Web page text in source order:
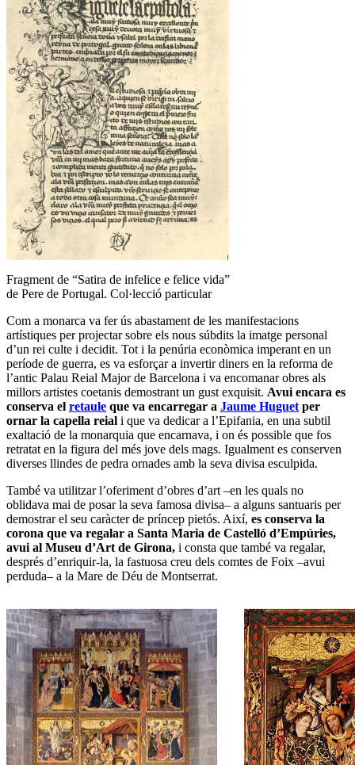
Fragment de “Satira de infelice e felice vida”
de Pere de Portugal. Col·lecció particular
Com a monarca va fer ús abastament de les manifestacions
artístiques per projectar sobre els nous súbdits la imatge personal
d’un rei culte i decidit. Tot i la penúria econòmica imperant en un
període de guerra, es va esforçar a invertir diners en la reforma de
l’antic Palau Reial Major de Barcelona i va encomanar obres als
millors artistes coetanis demostrant un gust exquisit. Avui encara es
conserva el retaule que va encarregar a Jaume Huguet per
ornar la capella reial i que va dedicar a l’Epifania, en una subtil
exaltació de la monarquia que encarnava, i on és possible que fos
retratat en la figura del més jove dels mags. Igualment es conserven
diverses llindes de pedra ornades amb la seva divisa esculpida.
També va utilitzar l’oferiment d’obres d’art –en les quals no
oblidava mai de posar la seva famosa divisa– a alguns santuaris per
demostrar el seu caràcter de príncep pietós. Així, es conserva la
corona que va regalar a Santa Maria de Castelló d’Empúries,
avui al Museu d’Art de Girona, i consta que també va regalar,
després d’enriquir-la, la fastuosa creu dels comtes de Foix –avui
perduda– a la Mare de Déu de Montserrat.